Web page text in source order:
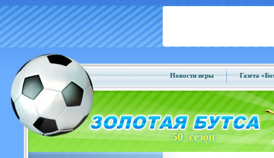
Новости игры Газета
50 сезон